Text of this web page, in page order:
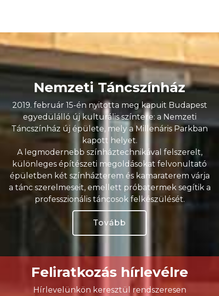
Nemzeti Táncszínház
2019. február 15-én nyitotta meg kapuit Budapest
egyedülálló új kulturális színtere: a Nemzeti
Táncszínház új épülete, mely a Millenáris Parkban
kapott helyet.
A legmodernebb színháztechnikával felszerelt,
különleges építészeti megoldásokat felvonultató
épületben két színházterem és kamaraterem várja
a tánc szerelmeseit, emellett próbatermek segítik a
professzionális táncosok felkészülését.
Tovább
Feliratkozás hírlevélre
Hírlevelünkön keresztül rendszeresen